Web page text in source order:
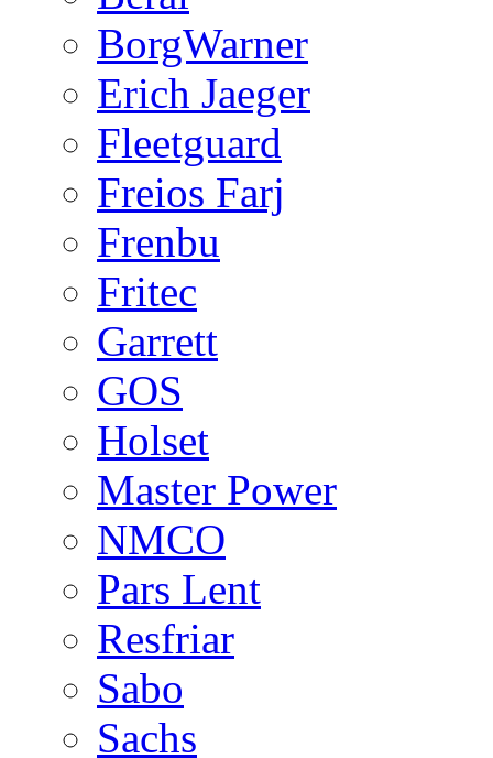
BorgWarner
Erich Jaeger
Fleetguard
Freios Farj
Frenbu
Fritec
Garrett
GOS
Holset
Master Power
NMCO
Pars Lent
Resfriar
Sabo
Sachs